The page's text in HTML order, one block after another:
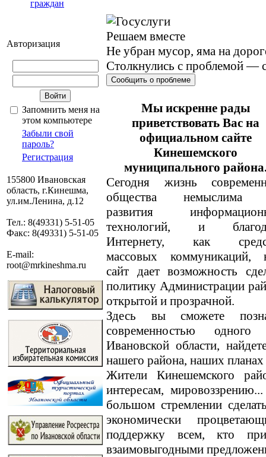
граждан
Авторизация
Запомнить меня на
этом компьютере
Забыли свой
пароль?
Регистрация
155800 Ивановская
область, г.Кинешма,
ул.им.Ленина, д.12
Тел.: 8(49331) 5-51-05
Факс: 8(49331) 5-51-05
E-mail:
root@mrkineshma.ru
Решаем вместе
Не убран мусор, яма на
Столкнулись с проблемой —
Сообщить о проблеме
Мы искренне рады
приветствовать Вас на
официальном сайте
Кинешемского
муниципального
Сегодня жизнь
общества немыслима
развития
технологий, и
Интернету, как
массовых коммуникаций,
сайт дает возможность
политику Администрации
открытой и прозрачной.
Здесь вы сможете
современностью
Ивановской области,
нашего района, наших
Жители Кинешемского
интересам,
большом стремлении
экономически
поддержку всем, кто
взаимовыгодными